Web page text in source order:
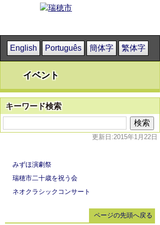
English Português 簡体字 繁体字
イベント
キーワード検索
更新日:2015年1月22日
みずほ演劇祭
瑞穂市二十歳を祝う会
ネオクラシックコンサート
ページの先頭へ戻る